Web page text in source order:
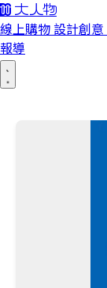
線上購物 設計創意
報導